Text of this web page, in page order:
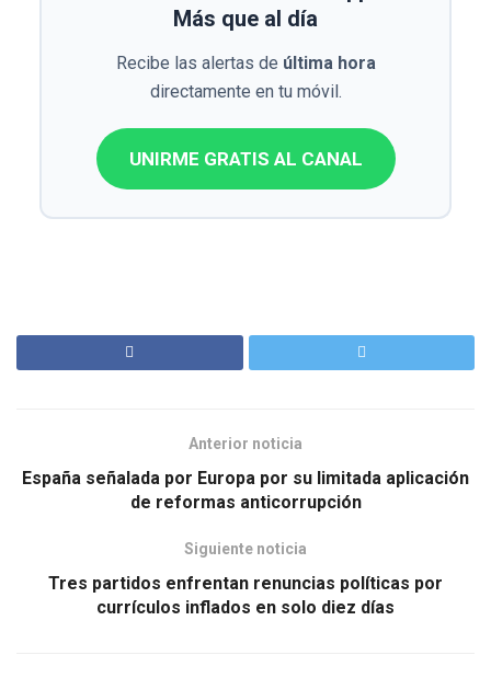
Más que al día
Recibe las alertas de última hora
directamente en tu móvil.
UNIRME GRATIS AL CANAL
Anterior noticia
España señalada por Europa por su limitada aplicación
de reformas anticorrupción
Siguiente noticia
Tres partidos enfrentan renuncias políticas por
currículos inflados en solo diez días